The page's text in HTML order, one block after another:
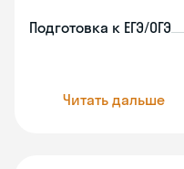
Подготовка к ЕГЭ/ОГЭ
Читать дальше